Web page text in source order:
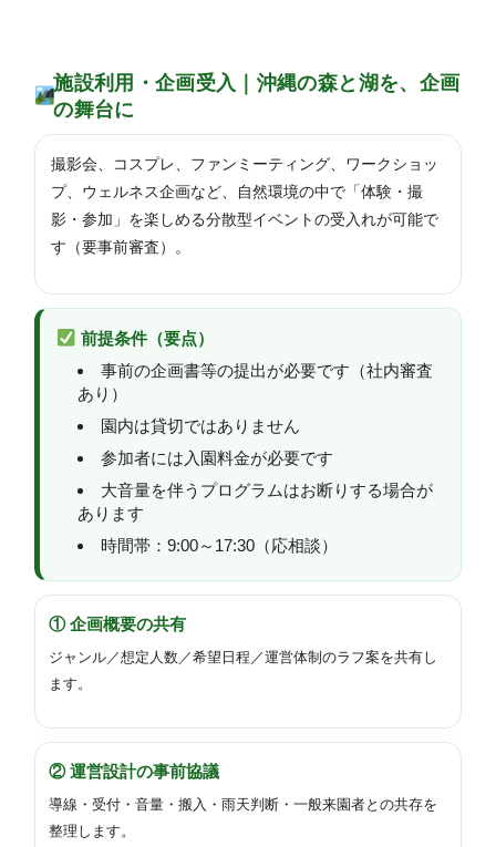
施設利用・企画受入｜沖縄の森と湖を、企画
の舞台に
撮影会、コスプレ、ファンミーティング、ワークショッ
プ、ウェルネス企画など、自然環境の中で「体験・撮
影・参加」を楽しめる分散型イベントの受入れが可能で
す（要事前審査）。
前提条件（要点）
事前の企画書等の提出が必要です（社内審査
あり）
園内は貸切ではありません
参加者には入園料金が必要です
大音量を伴うプログラムはお断りする場合が
あります
時間帯：9:00～17:30（応相談）
①企画概要の共有
ジャンル／想定人数／希望日程／運営体制のラフ案を共有し
ます。
②運営設計の事前協議
導線・受付・音量・搬入・雨天判断・一般来園者との共存を
整理します。